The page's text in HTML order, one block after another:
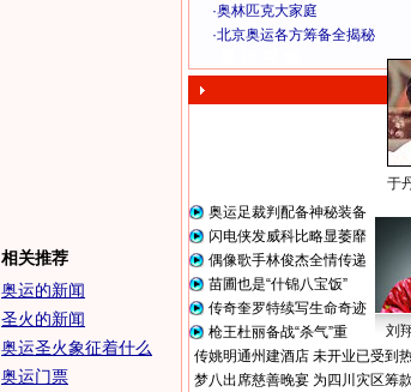
相关推荐
奥运的新闻
圣火的新闻
奥运圣火象征着什么
奥运门票
·奥林匹克大家庭
·北京奥运各方筹备全揭秘
于
奥运足裁判配备神秘装备
闪电侠发威科比略显萎靡
偶像歌手林俊杰全情传递
苗圃也是“什锦八宝饭”
传奇奎罗特续写生命奇迹
枪王杜丽备战“杀气”重
刘
传姚明通州建酒店 未开业已受到
梦八出席慈善晚宴 为四川灾区筹